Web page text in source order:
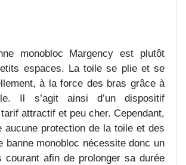
monobloc Margency est plutôt
espaces. La toile se plie et se
à la force des bras grâce à
Il s’agit ainsi d’un dispositif
tarif attractif et peu cher. Cependant,
aucune protection de la toile et des
banne monobloc nécessite donc un
courant afin de prolonger sa durée